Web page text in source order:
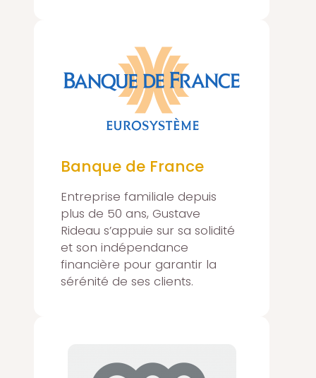
Banque de France
Entreprise familiale depuis
plus de 50 ans, Gustave
Rideau s’appuie sur sa solidité
et son indépendance
financière pour garantir la
sérénité de ses clients.